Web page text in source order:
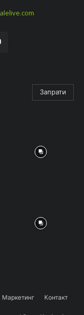
Запрати
Маркетинг Контакт